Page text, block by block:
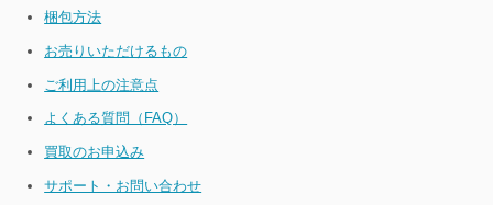
梱包方法
お売りいただけるもの
ご利用上の注意点
よくある質問（FAQ）
買取のお申込み
サポート・お問い合わせ